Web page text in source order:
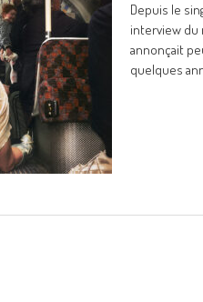
Depuis le
interview du
annonçait
quelques